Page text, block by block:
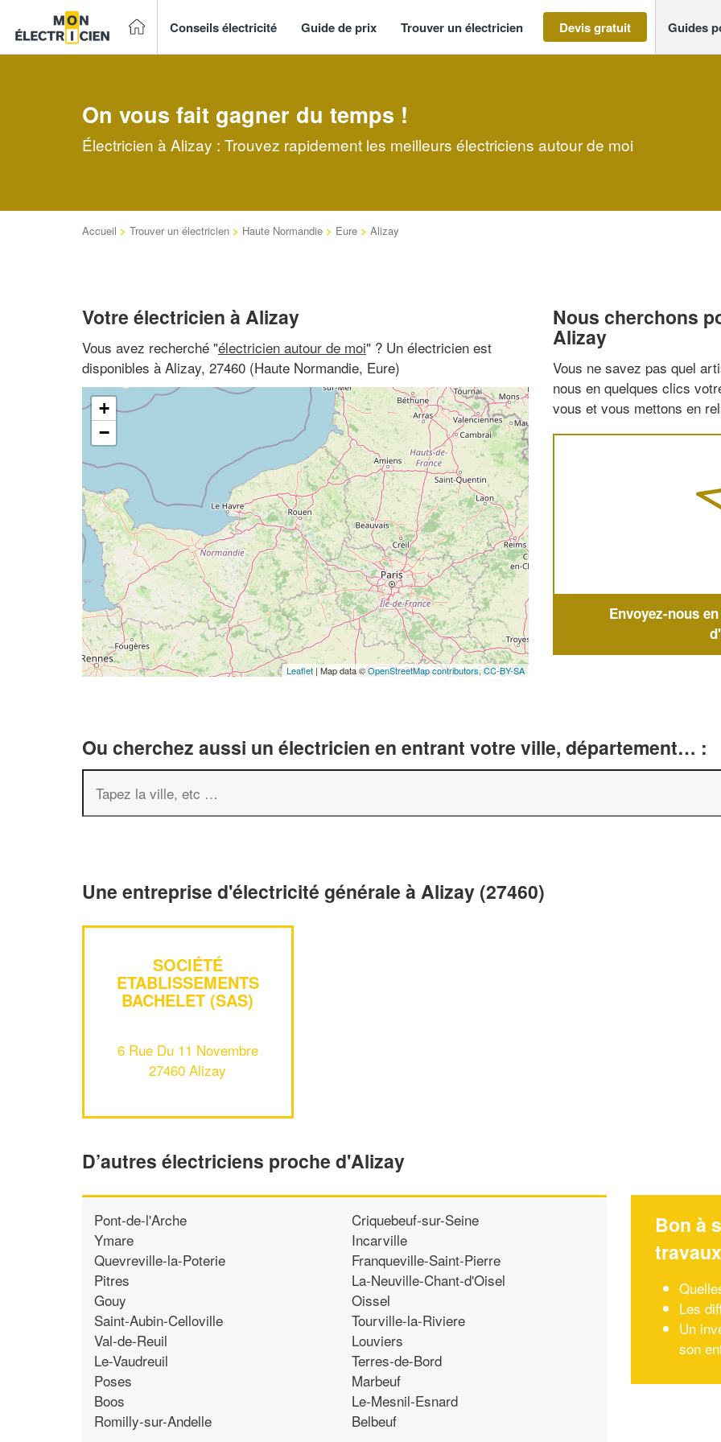
Conseils électricité Guide de prix Trouver un électricien Devis gratuit Guides
On vous fait gagner du temps !
Électricien à Alizay : Trouvez rapidement les meilleurs électriciens autour de moi
Accueil > Trouver un électricien > Haute Normandie > Eure > Alizay
Votre électricien à Alizay
Vous avez recherché "électricien autour de moi" ? Un électricien est
disponibles à Alizay, 27460 (Haute Normandie, Eure)
+
−
Leaflet | Map data ©OpenStreetMap contributors, CC-BY-SA
Nous cherchons
Alizay
Vous ne savez pas quel
nous en quelques clics
vous et vous mettons en
Envoyez-nous
Ou cherchez aussi un électricien en entrant votre ville, département… :
Une entreprise d'électricité générale à Alizay (27460)
SOCIÉTÉ
ETABLISSEMENTS
BACHELET (SAS)
6 Rue Du 11 Novembre
27460 Alizay
D’autres électriciens proche d'Alizay
Pont-de-l'Arche
Ymare
Quevreville-la-Poterie
Pitres
Gouy
Saint-Aubin-Celloville
Val-de-Reuil
Le-Vaudreuil
Poses
Boos
Romilly-sur-Andelle
Criquebeuf-sur-Seine
Incarville
Franqueville-Saint-Pierre
La-Neuville-Chant-d'Oisel
Oissel
Tourville-la-Riviere
Louviers
Terres-de-Bord
Marbeuf
Le-Mesnil-Esnard
Belbeuf
Bon à
travaux
Les
Un
son